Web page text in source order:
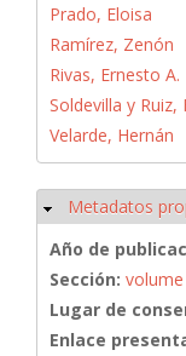
Prado, Eloisa
Ramírez, Zenón
Rivas, Ernesto A.
Soldevilla y Ruiz,
Velarde, Hernán
Ocultar
Metadatos
Año de
Sección: volume
Lugar de
Enlace